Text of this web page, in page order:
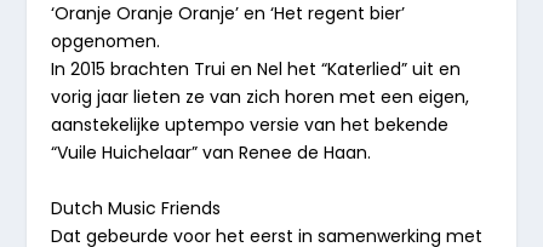
‘Oranje Oranje Oranje’ en ‘Het regent bier’
opgenomen.
In 2015 brachten Trui en Nel het “Katerlied” uit en
vorig jaar lieten ze van zich horen met een eigen,
aanstekelijke uptempo versie van het bekende
“Vuile Huichelaar” van Renee de Haan.
Dutch Music Friends
Dat gebeurde voor het eerst in samenwerking met